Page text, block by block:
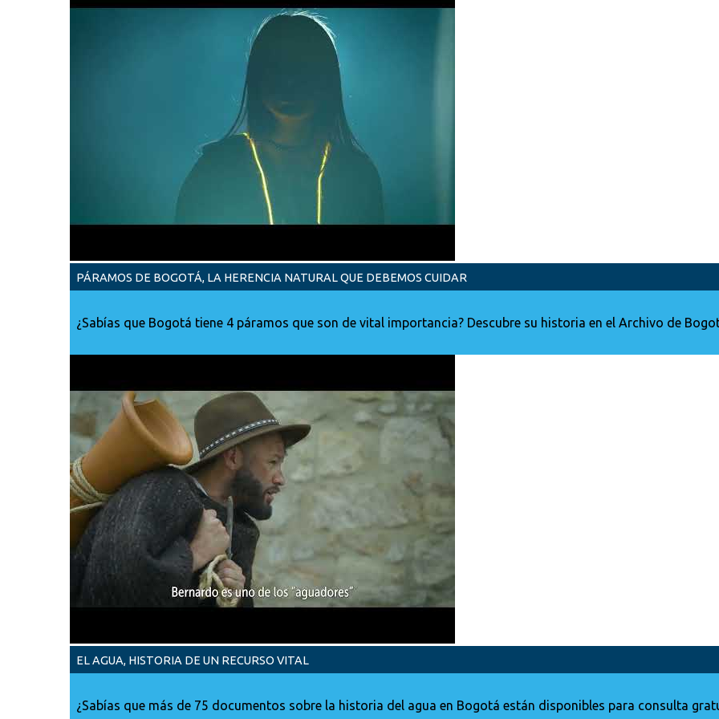
PÁRAMOS DE BOGOTÁ, LA HERENCIA NATURAL QUE DEBEMOS CUIDAR
¿Sabías que Bogotá tiene 4 páramos que son de vital importancia? Descubre su historia en el Archivo de
EL AGUA, HISTORIA DE UN RECURSO VITAL
¿Sabías que más de 75 documentos sobre la historia del agua en Bogotá están disponibles para consulta